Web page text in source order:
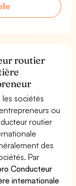
routier
sociétés
ou
routier
des
Par
Conducteur
internationale